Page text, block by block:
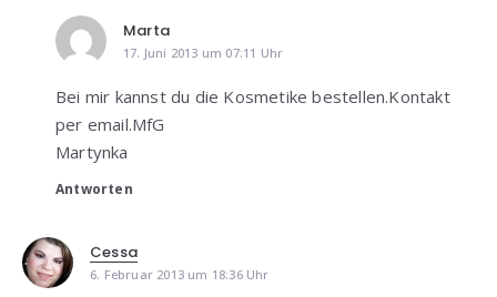
Marta
17. Juni 2013 um 07:11 Uhr
Bei mir kannst du die Kosmetike bestellen.Kontakt
per email.MfG
Martynka
Antworten
Cessa
6. Februar 2013 um 18:36 Uhr